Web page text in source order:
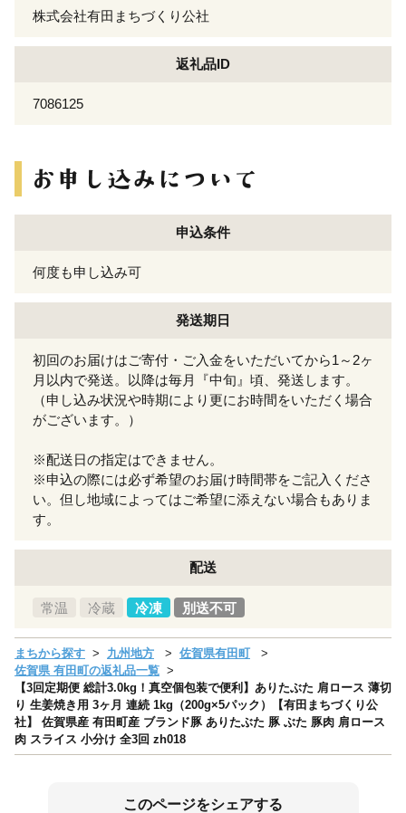
株式会社有田まちづくり公社
返礼品ID
7086125
申込条件
何度も申し込み可
発送期日
初回のお届けはご寄付・ご入金をいただいてから1～2ヶ
月以内で発送。以降は毎月『中旬』頃、発送します。
（申し込み状況や時期により更にお時間をいただく場合
がございます。）
※配送日の指定はできません。
※申込の際には必ず希望のお届け時間帯をご記入くださ
い。但し地域によってはご希望に添えない場合もありま
す。
配送
常温 冷蔵 冷凍 別送不可
まちから探す 九州地方
佐賀県有田町
佐賀県 有田町の返礼品一覧
【3回定期便 総計3.0kg！真空個包装で便利】ありたぶた 肩ロース 薄切
り 生姜焼き用 3ヶ月 連続 1kg（200g×5パック）【有田まちづくり公
社】 佐賀県産 有田町産 ブランド豚 ありたぶた 豚 ぶた 豚肉 肩ロース
肉 スライス 小分け 全3回 zh018
このページをシェアする